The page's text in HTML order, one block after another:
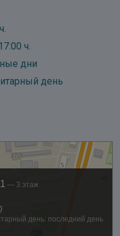
ч.
дни
день